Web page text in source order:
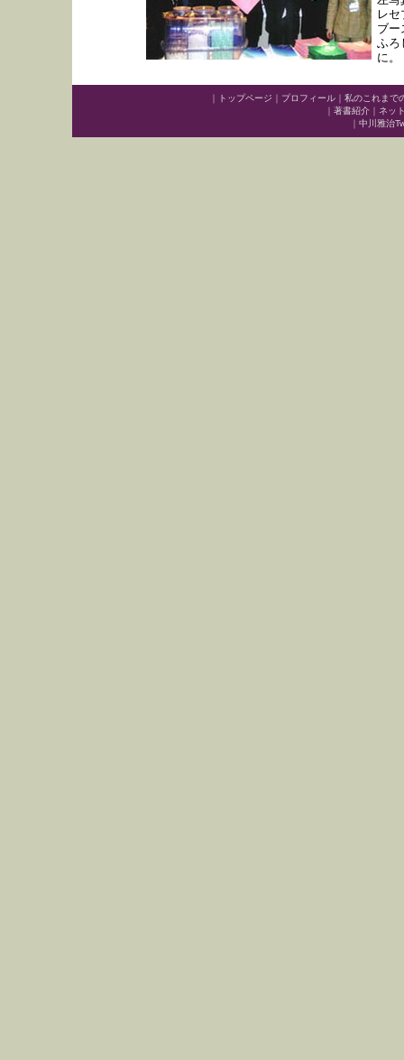
レ
ブー
ふろ
に。
｜ トップページ ｜ プロフィール ｜ 私のこれまで
｜ 著書紹介 ｜ ネッ
｜ 中川雅治